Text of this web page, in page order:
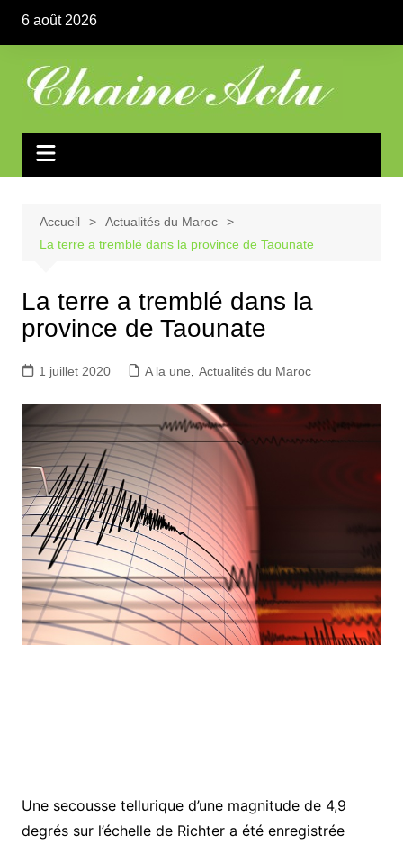
contenu
6 août 2026
Accueil
Actualités du Maroc
La terre a tremblé dans la province de Taounate
La terre a tremblé dans la
province de Taounate
1 juillet 2020 A la une Actualités du Maroc
Une secousse tellurique d’une magnitude de 4,9
degrés sur l’échelle de Richter a été enregistrée